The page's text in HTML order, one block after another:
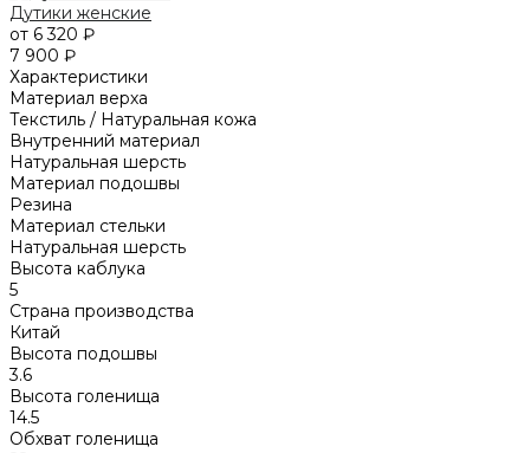
Дутики женские
от 6 320 ₽
7 900 ₽
Характеристики
Материал верха
Текстиль / Натуральная кожа
Внутренний материал
Натуральная шерсть
Материал подошвы
Резина
Материал стельки
Натуральная шерсть
Высота каблука
5
Страна производства
Китай
Высота подошвы
3.6
Высота голенища
14.5
Обхват голенища